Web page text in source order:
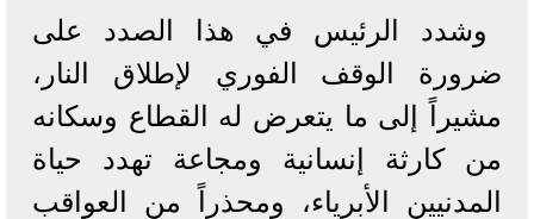
وشدد الرئيس في هذا الصدد على
ضرورة الوقف الفوري لإطلاق النار،
مشيراً إلى ما يتعرض له القطاع وسكانه
من كارثة إنسانية ومجاعة تهدد حياة
المدنيين الأبرياء، ومحذراً من العواقب